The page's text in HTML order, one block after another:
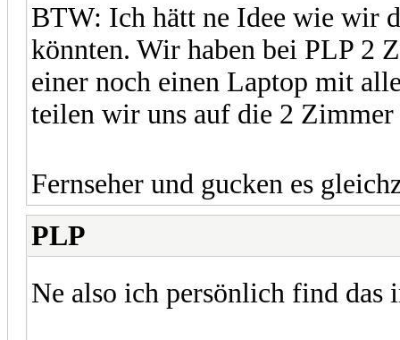
BTW: Ich hätt ne Idee wie wir
könnten. Wir haben bei PLP 2
einer noch einen Laptop mit
teilen wir uns auf die 2
Fernseher und gucken es
PLP
Ne also ich persönlich find